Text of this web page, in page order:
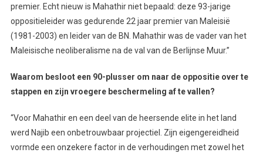
premier. Echt nieuw is Mahathir niet bepaald: deze 93-jarige
oppositieleider was gedurende 22 jaar premier van Maleisië
(1981-2003) en leider van de BN. Mahathir was de vader van het
Maleisische neoliberalisme na de val van de Berlijnse Muur.”
Waarom besloot een 90-plusser om naar de oppositie over te
stappen en zijn vroegere beschermeling af te vallen?
“Voor Mahathir en een deel van de heersende elite in het land
werd Najib een onbetrouwbaar projectiel. Zijn eigengereidheid
vormde een onzekere factor in de verhoudingen met zowel het